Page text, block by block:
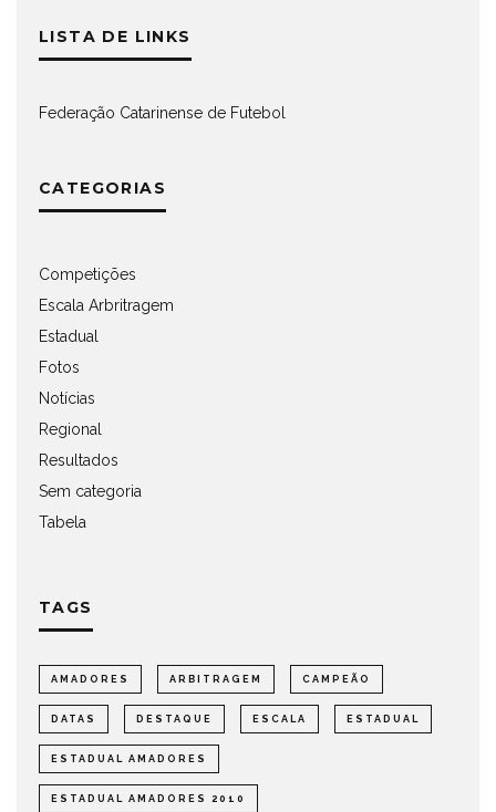
LISTA DE LINKS
Federação Catarinense de Futebol
CATEGORIAS
Competições
Escala Arbritragem
Estadual
Fotos
Notícias
Regional
Resultados
Sem categoria
Tabela
TAGS
AMADORES ARBITRAGEM CAMPEÃO
DATAS DESTAQUE ESCALA ESTADUAL
ESTADUAL AMADORES
ESTADUAL AMADORES 2010